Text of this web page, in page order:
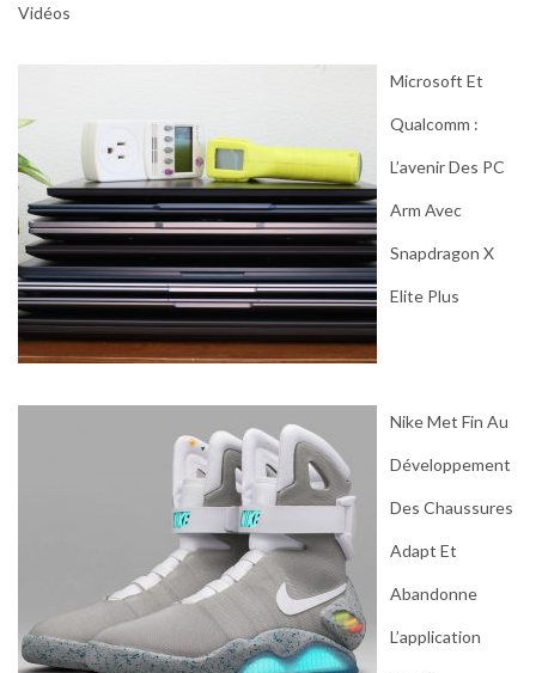
Vidéos
Microsoft Et
Qualcomm :
L’avenir Des PC
Arm Avec
Snapdragon X
Elite Plus
Nike Met Fin Au
Développement
Des Chaussures
Adapt Et
Abandonne
L’application